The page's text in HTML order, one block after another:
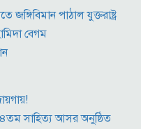
ভেঙে সংকুচিত করায়
গড়তে চাই:
জঙ্গিবিমান পাঠাল যুক্তরাষ্ট্র
বেগম
সাহিত্য আসর অনুষ্ঠিত